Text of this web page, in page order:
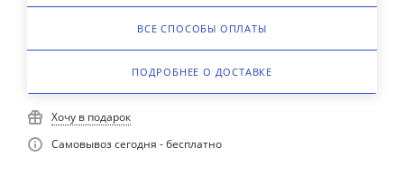
ВСЕ СПОСОБЫ ОПЛАТЫ
ПОДРОБНЕЕ О ДОСТАВКЕ
Хочу в подарок
Самовывоз сегодня - бесплатно